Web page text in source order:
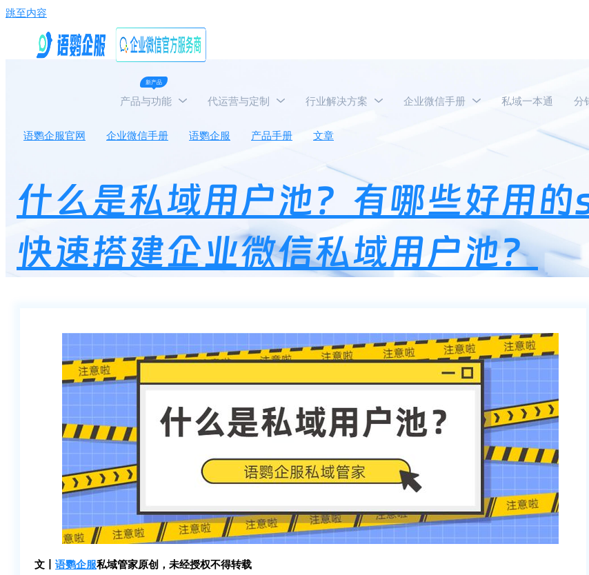
跳至内容
新产品
产品与功能 代运营与定制 行业解决方案 企业微信手册 私域一本通 分
语鹦企服官网 企业微信手册 语鹦企服 产品手册 文章 什么是私域用户池？有哪些好用的scrm系统能快速
什么是私域用户池？有哪些好用
快速搭建企业微信私域用户池？
文丨 语鹦企服私域管家原创，未经授权不得转载